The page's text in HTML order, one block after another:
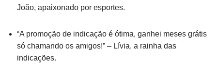
João, apaixonado por esportes.
“A promoção de indicação é ótima, ganhei meses grátis
só chamando os amigos!” – Lívia, a rainha das
indicações.